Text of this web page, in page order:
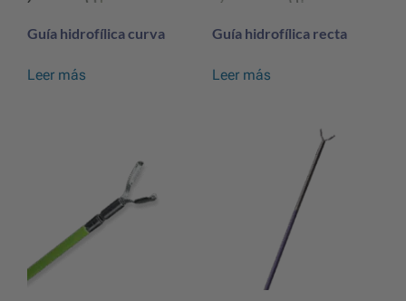
Guía hidrofílica curva
Leer más
Guía hidrofílica recta
Leer más